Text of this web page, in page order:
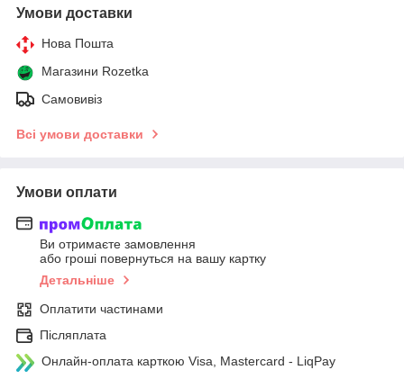
Умови доставки
Нова Пошта
Магазини Rozetka
Самовивіз
Всі умови доставки
Умови оплати
Ви отримаєте замовлення
або гроші повернуться на вашу картку
Детальніше
Оплатити частинами
Післяплата
Онлайн-оплата карткою Visa, Mastercard - LiqPay